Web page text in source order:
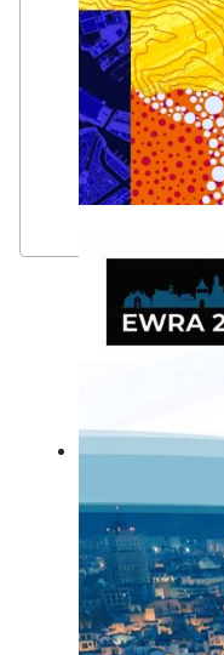
La tecnologia
trasformando la
comunità,